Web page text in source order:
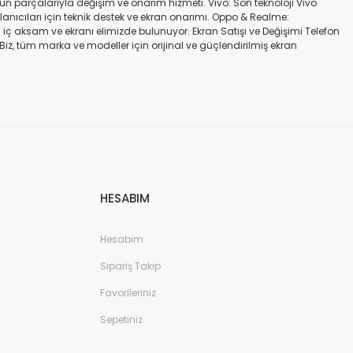
parçalarıyla değişim ve onarım hizmeti. Vivo: Son teknoloji Vivo
için teknik destek ve ekran onarımı. Oppo & Realme:
ve ekranı elimizde bulunuyor. Ekran Satışı ve Değişimi Telefon
Biz, tüm marka ve modeller için orijinal ve güçlendirilmiş ekran
değişimi ve tamiri Batarya değişimi Neden Bizi Tercih Etmelisiniz?
HESABIM
Hesabım
Sipariş Takip
Favorileriniz
Sepetiniz